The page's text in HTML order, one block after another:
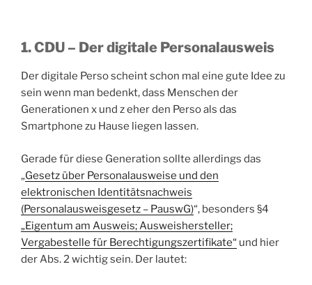
1. CDU – Der digitale Personalausweis
Der digitale Perso scheint schon mal eine gute Idee zu
sein wenn man bedenkt, dass Menschen der
Generationen x und z eher den Perso als das
Smartphone zu Hause liegen lassen.
Gerade für diese Generation sollte allerdings das
„Gesetz über Personalausweise und den
elektronischen Identitätsnachweis
(Personalausweisgesetz – PauswG)“, besonders §4
„Eigentum am Ausweis; Ausweishersteller;
Vergabestelle für Berechtigungszertifikate“ und hier
der Abs. 2 wichtig sein. Der lautet: